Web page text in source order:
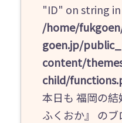
"ID" on string in
/home/
goen.jp/
content/
child/
本日も 福岡の
ふくおか』 の